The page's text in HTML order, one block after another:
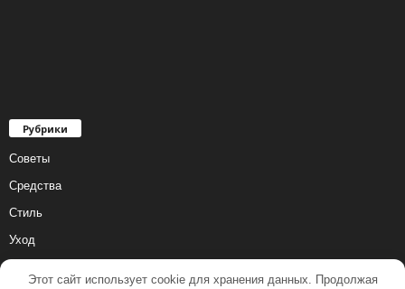
Рубрики
Советы
Средства
Стиль
Уход
Этот сайт использует cookie для хранения данных. Продолжая